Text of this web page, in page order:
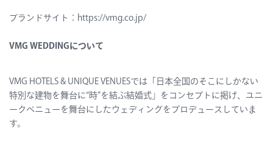
ブランドサイト： https://vmg.co.jp/
VMG WEDDINGについて
VMG HOTELS & UNIQUE VENUESでは「日本全国のそこにしかない
特別な建物を舞台に“時”を結ぶ結婚式」をコンセプトに掲げ、ユニ
ークベニューを舞台にしたウェディングをプロデュースしていま
す。